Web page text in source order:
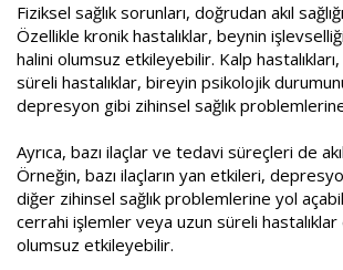
Fiziksel sağlık sorunları, doğrudan akıl
Özellikle kronik hastalıklar, beynin
halini olumsuz etkileyebilir. Kalp
süreli hastalıklar, bireyin psikolojik
depresyon gibi zihinsel sağlık
Ayrıca, bazı ilaçlar ve tedavi süreçleri de akıl
Örneğin, bazı ilaçların yan etkileri,
diğer zihinsel sağlık problemlerine yol
cerrahi işlemler veya uzun süreli hastalıklar
olumsuz etkileyebilir.